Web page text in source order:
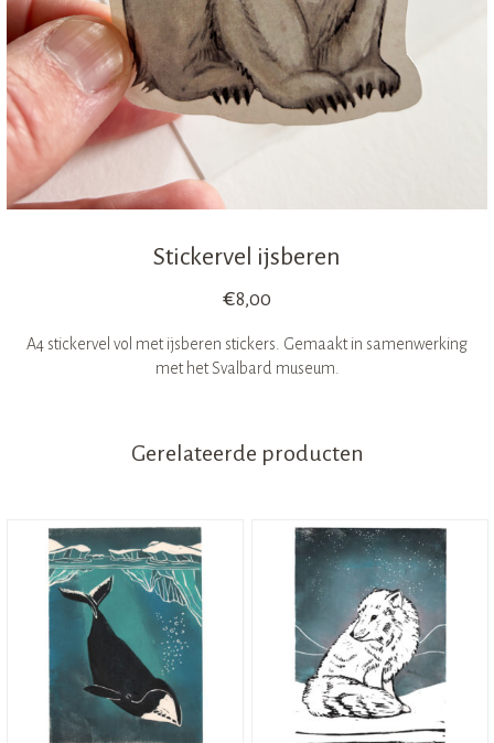
Stickervel ijsberen
€8,00
A4 stickervel vol met ijsberen stickers. Gemaakt in samenwerking
met het Svalbard museum.
Gerelateerde producten